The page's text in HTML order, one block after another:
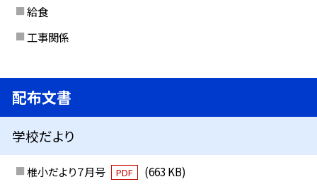
給食
工事関係
配布文書
学校だより
椎小だより７月号 PDF
(663 KB)